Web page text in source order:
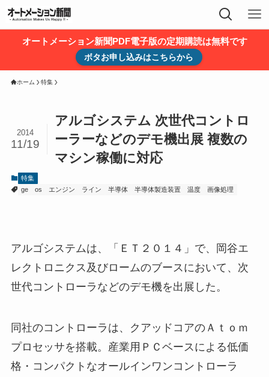
オートメーション新聞PDF電子版の定期購読は無料です
ボタお申し込みはこちらから
ホーム 特集
アルゴシステム 次世代コントロ
ーラーなどのデモ機出展 複数の
マシン稼働に対応
2014
11/19
特集
ge
os エンジン ライン 半導体 半導体製造装置 温度 画像処理
アルゴシステムは、「ＥＴ２０１４」で、岡谷エ
レクトロニクス及びロームのブースにおいて、次
世代コントローラなどのデモ機を出展した。
同社のコントローラは、クアッドコアのＡｔｏｍ
プロセッサを搭載。産業用ＰＣベースによる低価
格・コンパクトなオールインワンコントローラ